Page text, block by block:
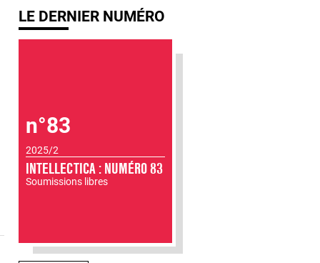
LE DERNIER NUMÉRO
n°83
2025/2
INTELLECTICA : NUMÉRO 83
Soumissions libres